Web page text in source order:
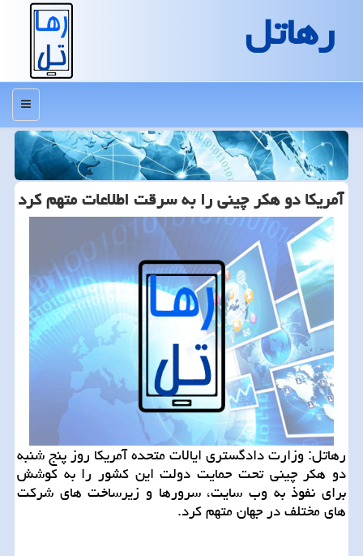
رهاتل
منو
آمریكا دو هكر چینی را به سرقت اطلاعات متهم كرد
رهاتل: وزارت دادگستری ایالات متحده آمریكا روز پنج شنبه
دو هكر چینی تحت حمایت دولت این كشور را به كوشش
برای نفوذ به وب سایت، سرورها و زیرساخت های شركت
های مختلف در جهان متهم كرد.